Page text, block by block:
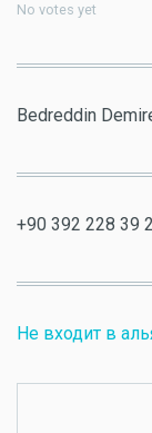
No votes yet
Bedreddin
+90 392 228 39
Не входит в